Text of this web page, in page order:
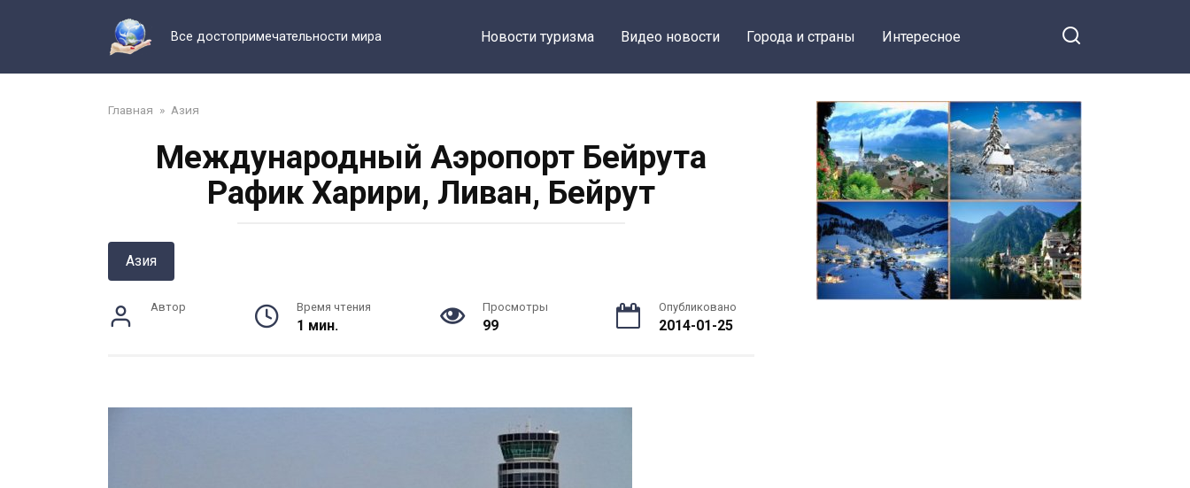
Все достопримечательности мира Новости туризма Видео новости Города и страны Интересное
Главная » Азия
Международный Аэропорт Бейрута
Рафик Харири, Ливан, Бейрут
Азия
Автор Время чтения
1 мин.
Просмотры
99
Опубликовано
2014-01-25